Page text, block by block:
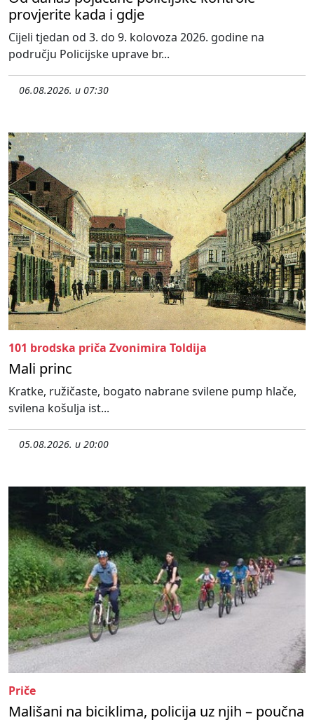
provjerite kada i gdje
Cijeli tjedan od 3. do 9. kolovoza 2026. godine na
području Policijske uprave br...
06.08.2026. u 07:30
101 brodska priča Zvonimira Toldija
Mali princ
Kratke, ružičaste, bogato nabrane svilene pump hlače,
svilena košulja ist...
05.08.2026. u 20:00
Priče
Mališani na biciklima, policija uz njih – poučna